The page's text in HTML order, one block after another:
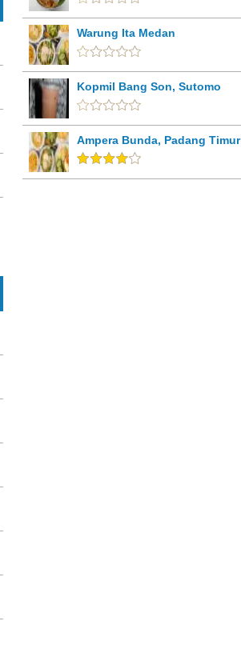
Warung Ita Medan
Kopmil Bang Son, Sutomo
Ampera Bunda, Padang Timur